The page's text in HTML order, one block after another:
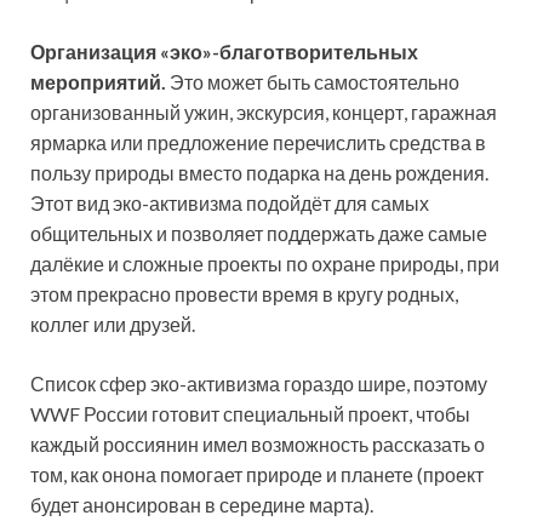
Организация «эко»-благотворительных
мероприятий. Это может быть самостоятельно
организованный ужин, экскурсия, концерт, гаражная
ярмарка или предложение перечислить средства в
пользу природы вместо подарка на день рождения.
Этот вид эко-активизма подойдёт для самых
общительных и позволяет поддержать даже самые
далёкие и сложные проекты по охране природы, при
этом прекрасно провести время в кругу родных,
коллег или друзей.
Список сфер эко-активизма гораздо шире, поэтому
WWF России готовит специальный проект, чтобы
каждый россиянин имел возможность рассказать о
том, как онона помогает природе и планете (проект
будет анонсирован в середине марта).